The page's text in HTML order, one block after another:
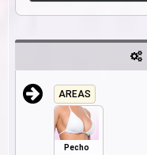
AREAS
Pecho